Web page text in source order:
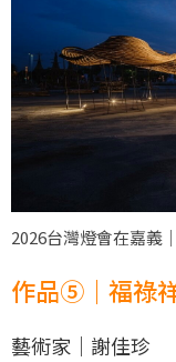
2026台灣燈會在嘉義
作品⑤｜福祿
藝術家｜謝佳珍